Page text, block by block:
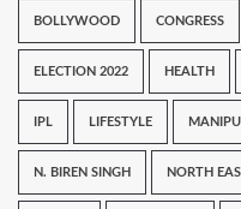
BOLLYWOOD CONGRESS
ELECTION 2022 HEALTH
IPL LIFESTYLE
N. BIREN SINGH NORTH